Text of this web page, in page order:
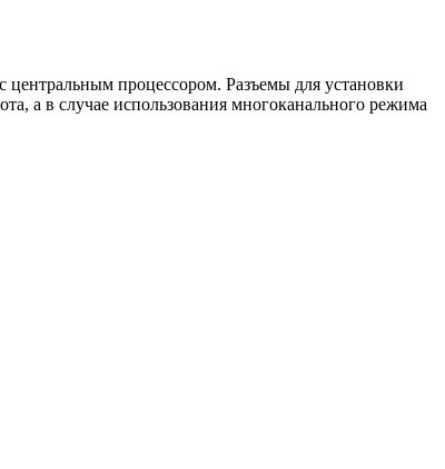
центральным процессором. Разъемы для установки
а в случае использования многоканального режима